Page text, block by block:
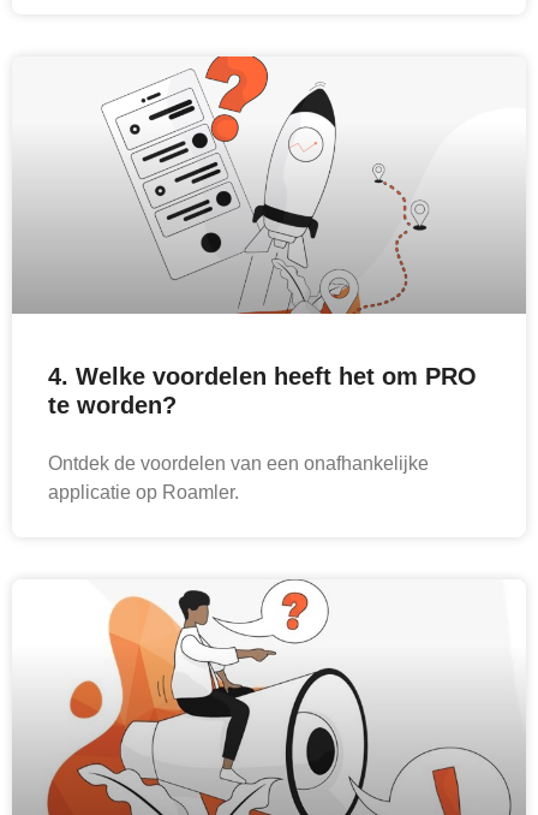
4. Welke voordelen heeft het om PRO
te worden?
Ontdek de voordelen van een onafhankelijke
applicatie op Roamler.